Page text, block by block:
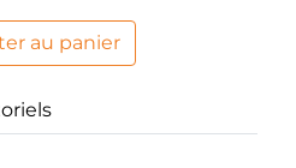
au panier